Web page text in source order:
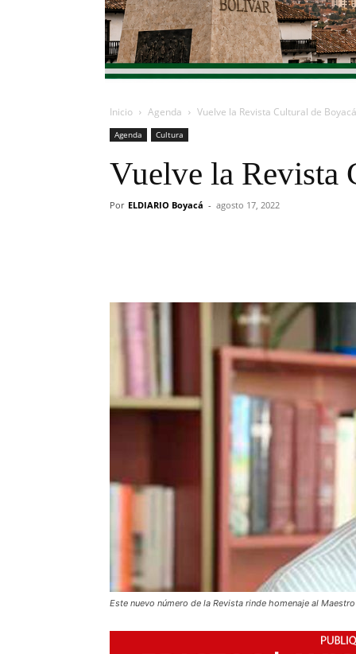
Inicio Agenda Vuelve la Revista Cultural de Boyacá
Agenda Cultura
Vuelve la Revista
Por ELDIARIO Boyacá - agosto 17, 2022
Este nuevo número de la Revista rinde homenaje al